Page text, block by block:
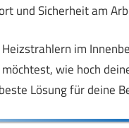
und Sicherheit am
im
wie hoch
Lösung für deine